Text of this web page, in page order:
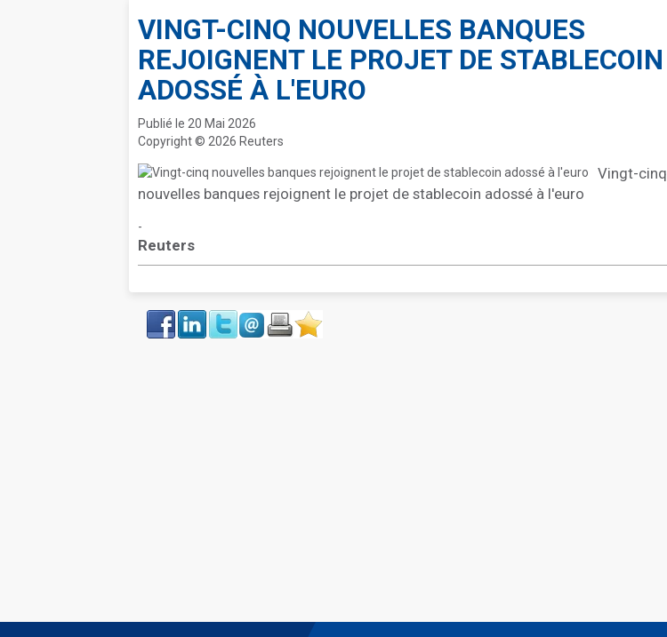
VINGT-CINQ NOUVELLES BANQUES
REJOIGNENT LE PROJET DE STABLECOIN
ADOSSÉ À L'EURO
Publié le 20 Mai 2026
Copyright © 2026 Reuters
Vingt-cinq
nouvelles banques rejoignent le projet de stablecoin adossé à l'euro
-
Reuters
Face
book
LinkIn Twitter Envoyer ImprimerFavoris